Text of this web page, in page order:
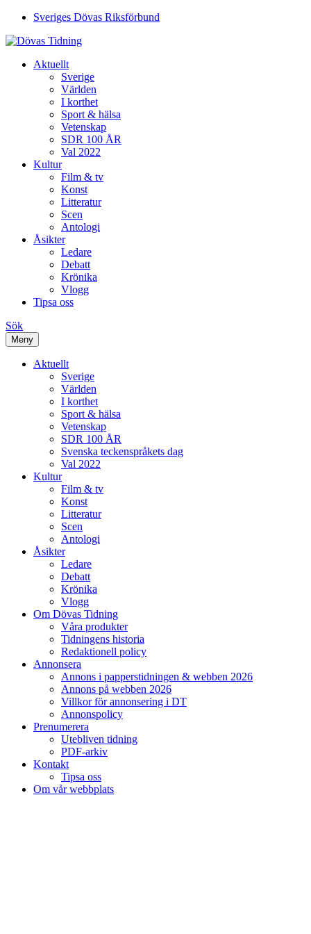
Sveriges Dövas Riksförbund
Aktuellt
Sverige
Världen
I korthet
Sport & hälsa
Vetenskap
SDR 100 ÅR
Val 2022
Kultur
Film & tv
Konst
Litteratur
Scen
Antologi
Åsikter
Ledare
Debatt
Krönika
Vlogg
Tipsa oss
Sök
Meny
Aktuellt
Sverige
Världen
I korthet
Sport & hälsa
Vetenskap
SDR 100 ÅR
Svenska teckenspråkets dag
Val 2022
Kultur
Film & tv
Konst
Litteratur
Scen
Antologi
Åsikter
Ledare
Debatt
Krönika
Vlogg
Om Dövas Tidning
Våra produkter
Tidningens historia
Redaktionell policy
Annonsera
Annons i papperstidningen & webben 2026
Annons på webben 2026
Villkor för annonsering i DT
Annonspolicy
Prenumerera
Utebliven tidning
PDF-arkiv
Kontakt
Tipsa oss
Om vår webbplats